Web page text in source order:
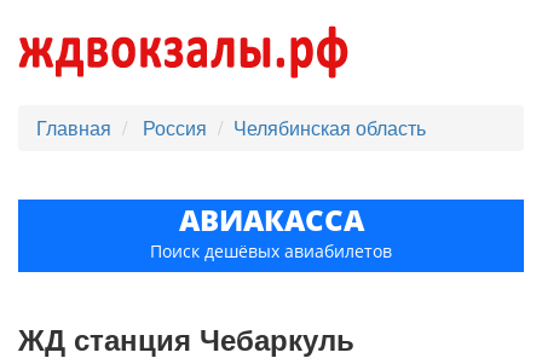
Главная Россия Челябинская область
АВИАКАССА
Поиск дешёвых авиабилетов
ЖД станция Чебаркуль